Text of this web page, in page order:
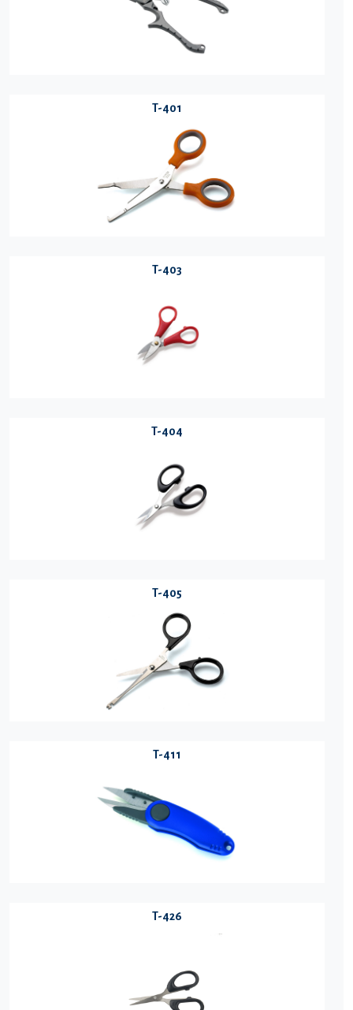
T-401
T-403
T-404
T-405
T-411
T-426